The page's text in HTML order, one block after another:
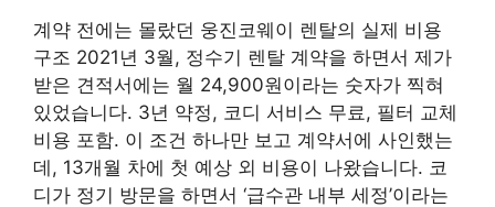
계약 전에는 몰랐던 웅진코웨이 렌탈의 실제 비용
구조 2021년 3월, 정수기 렌탈 계약을 하면서 제가
받은 견적서에는 월 24,900원이라는 숫자가 찍혀
있었습니다. 3년 약정, 코디 서비스 무료, 필터 교체
비용 포함. 이 조건 하나만 보고 계약서에 사인했는
데, 13개월 차에 첫 예상 외 비용이 나왔습니다. 코
디가 정기 방문을 하면서 ‘급수관 내부 세정’이라는